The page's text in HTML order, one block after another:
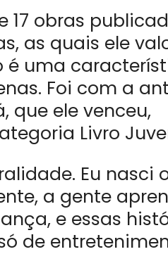
obras
as quais ele
é uma
Foi com a
que ele venceu,
Livro
Eu nasci
a gente
e essas
de